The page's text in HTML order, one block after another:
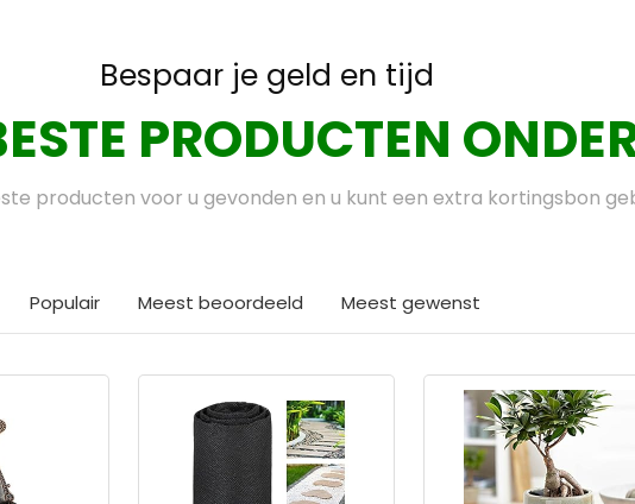
Bespaar je geld en tijd
PRODUCTEN
producten voor u gevonden en u kunt een extra kortingsbon
Populair Meest beoordeeld Meest gewenst